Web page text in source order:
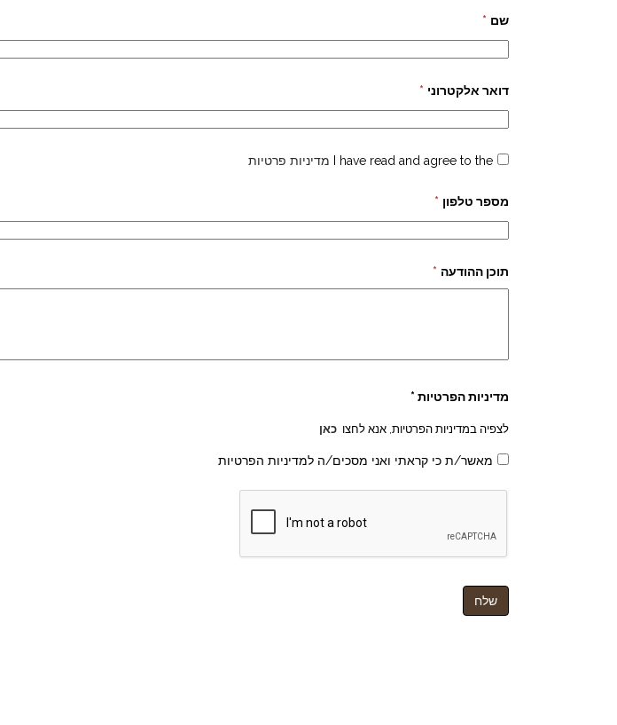
שם *
דואר אלקטרוני *
I have read and agree to the מדיניות פרטיות
מספר טלפון *
תוכן ההודעה *
מדיניות הפרטיות *
לצפיה במדיניות הפרטיות, אנא לחצו כאן
מאשר/ת כי קראתי ואני מסכים/ה למדיניות הפרטיות